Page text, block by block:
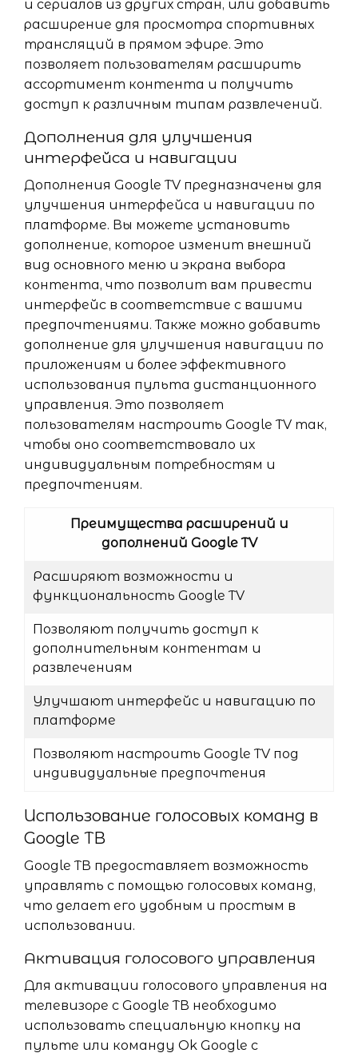
и сериалов из других стран, или добавить
расширение для просмотра спортивных
трансляций в прямом эфире. Это
позволяет пользователям расширить
ассортимент контента и получить
доступ к различным типам развлечений.
Дополнения для улучшения
интерфейса и навигации
Дополнения Google TV предназначены для
улучшения интерфейса и навигации по
платформе. Вы можете установить
дополнение, которое изменит внешний
вид основного меню и экрана выбора
контента, что позволит вам привести
интерфейс в соответствие с вашими
предпочтениями. Также можно добавить
дополнение для улучшения навигации по
приложениям и более эффективного
использования пульта дистанционного
управления. Это позволяет
пользователям настроить Google TV так,
чтобы оно соответствовало их
индивидуальным потребностям и
предпочтениям.
Преимущества расширений и
дополнений Google TV
Расширяют возможности и
функциональность Google TV
Позволяют получить доступ к
дополнительным контентам и
развлечениям
Улучшают интерфейс и навигацию по
платформе
Позволяют настроить Google TV под
индивидуальные предпочтения
Использование голосовых команд в
Google ТВ
Google ТВ предоставляет возможность
управлять с помощью голосовых команд,
что делает его удобным и простым в
использовании.
Активация голосового управления
Для активации голосового управления на
телевизоре с Google ТВ необходимо
использовать специальную кнопку на
пульте или команду Ok Google с